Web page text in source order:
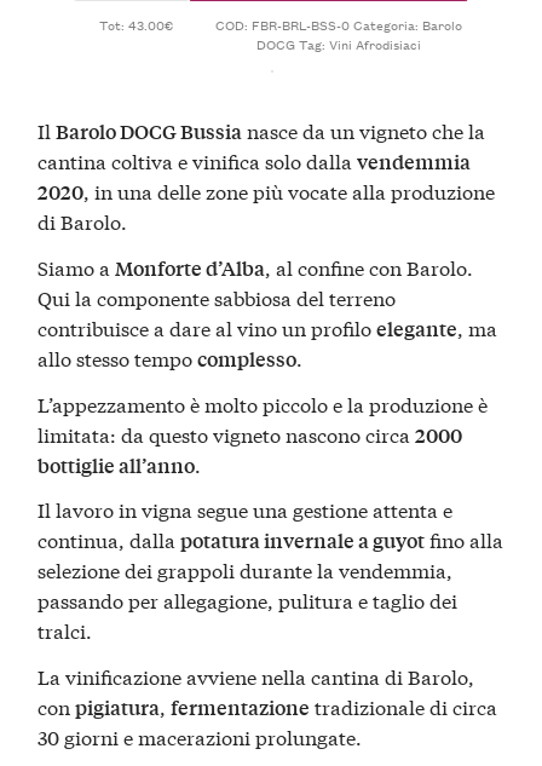
Tot: 43.00€ COD: FBR-BRL-BSS-0Categoria: Barolo
DOCGTag:Vini Afrodisiaci
IlBarolo DOCG Bussianasce da un vigneto che la
cantina coltiva e vinifica solo dallavendemmia
2020, in una delle zone più vocate alla produzione
di Barolo.
Siamo a Monforte d’Alba, al confine con Barolo.
Qui la componente sabbiosa del terreno
contribuisce a dare al vino un profiloelegante, ma
allo stesso tempocomplesso.
L’appezzamento è molto piccolo e la produzione è
limitata: da questo vigneto nascono circa2000
bottiglie all’anno
Il lavoro in vigna segue una gestione attenta e
continua, dallapotatura invernale a guyotfino alla
selezione dei grappoli durante la vendemmia,
passando per allegagione, pulitura e taglio dei
tralci.
La vinificazione avviene nella cantina di Barolo,
conpigiatura,fermentazione tradizionale di circa
30 giorni e macerazioni prolungate.